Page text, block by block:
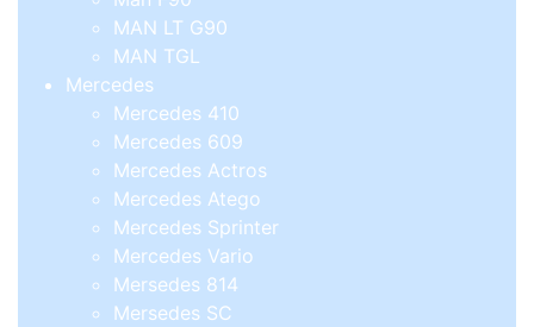
MAN LT G90
MAN TGL
Mercedes
Mercedes 410
Mercedes 609
Mercedes Actros
Mercedes Atego
Mercedes Sprinter
Mercedes Vario
Mersedes 814
Mersedes SC